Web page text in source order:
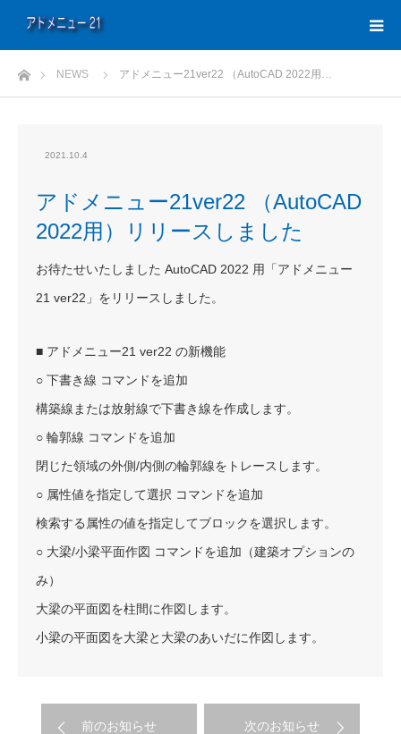
ホームNEWS アドメニュー21ver22 （AutoCAD 2022用…
2021.10.4
アドメニュー21ver22 （AutoCAD
2022用）リリースしました
お待たせいたしました AutoCAD 2022 用「アドメニュー
21 ver22」をリリースしました。
■ アドメニュー21 ver22 の新機能
○ 下書き線 コマンドを追加
構築線または放射線で下書き線を作成します。
○ 輪郭線 コマンドを追加
閉じた領域の外側/内側の輪郭線をトレースします。
○ 属性値を指定して選択 コマンドを追加
検索する属性の値を指定してブロックを選択します。
○ 大梁/小梁平面作図 コマンドを追加（建築オプションの
み）
大梁の平面図を柱間に作図します。
小梁の平面図を大梁と大梁のあいだに作図します。
前のお知らせ 次のお知らせ